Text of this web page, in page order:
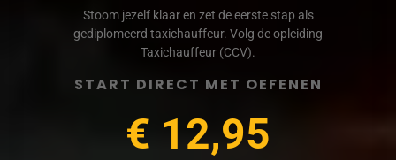
Stoom jezelf klaar en zet de eerste stap als
gediplomeerd taxichauffeur. Volg de opleiding
Taxichauffeur (CCV).
START DIRECT MET OEFENEN
€ 12,95